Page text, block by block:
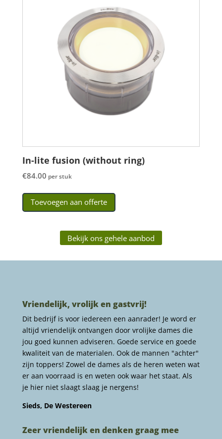
In-lite fusion (without ring)
€84.00 per stuk
Toevoegen aan offerte
Bekijk ons gehele aanbod
Vriendelijk, vrolijk en gastvrij!
Dit bedrijf is voor iedereen een aanrader! Je word er
altijd vriendelijk ontvangen door vrolijke dames die
jou goed kunnen adviseren. Goede service en goede
kwaliteit van de materialen. Ook de mannen "achter"
zijn toppers! Zowel de dames als de heren weten wat
er aan voorraad is en weten ook waar het staat. Als
je hier niet slaagt slaag je nergens!
Sieds, De Westereen
Zeer vriendelijk en denken graag mee